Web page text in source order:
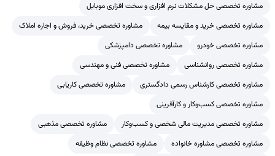
مشاوره تخصصی حل مشکلات نرم افزاری و سخت افزاری موبایل
مشاوره تخصصی خرید و مقایسه بیمه
مشاوره تخصصی خرید، فروش و اجاره املاک
مشاوره تخصصی خودرو
مشاوره تخصصی دامپزشکی
مشاوره تخصصی روانشناسی
مشاوره تخصصی فنی و مهندسی
مشاوره تخصصی کارشناس رسمی دادگستری
مشاوره تخصصی کاریابی
مشاوره تخصصی کسب‌وکار و کارآفرینی
مشاوره تخصصی مدیریت مالی شخصی و کسب‌وکار
مشاوره تخصصی مذهبی
مشاوره تخصصی مشاوره خانواده
مشاوره تخصصی نظام وظیفه